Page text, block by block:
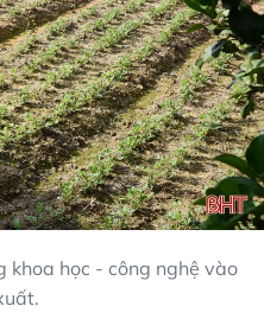
khoa học - công nghệ vào